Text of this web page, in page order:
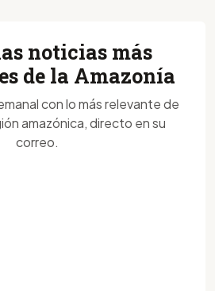
noticias más
de la Amazonía
con lo más relevante de
amazónica, directo en su
correo.